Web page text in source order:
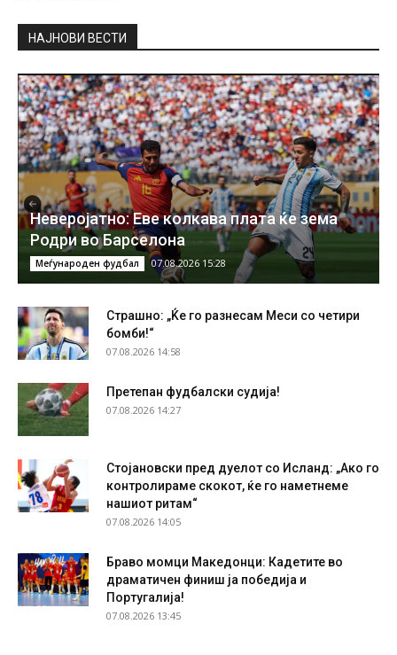
НAЈНОВИ ВЕСТИ
Неверојатно: Еве колкава плата ќе зема
Родри во Барселона
Меѓународен фудбал 07.08.2026 15:28
Страшно: „Ќе го разнесам Меси со четири
бомби!“
07.08.2026 14:58
Претепан фудбалски судија!
07.08.2026 14:27
Стојановски пред дуелот со Исланд: „Ако го
контролираме скокот, ќе го наметнеме
нашиот ритам“
07.08.2026 14:05
Браво момци Македонци: Кадетите во
драматичен финиш ја победија и
Португалија!
07.08.2026 13:45